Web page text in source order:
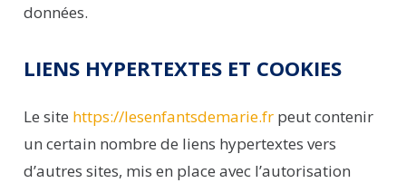
données.
LIENS HYPERTEXTES ET COOKIES
Le site https://lesenfantsdemarie.fr peut contenir
un certain nombre de liens hypertextes vers
d’autres sites, mis en place avec l’autorisation